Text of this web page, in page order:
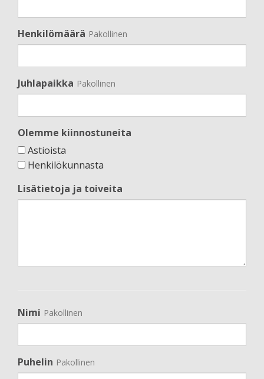
Henkilömäärä Pakollinen
Juhlapaikka Pakollinen
Olemme kiinnostuneita
Astioista
Henkilökunnasta
Lisätietoja ja toiveita
Nimi Pakollinen
Puhelin Pakollinen